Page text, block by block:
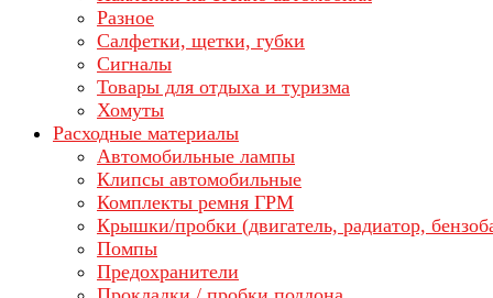
Разное
Салфетки, щетки, губки
Сигналы
Товары для отдыха и туризма
Хомуты
Расходные материалы
Автомобильные лампы
Клипсы автомобильные
Комплекты ремня ГРМ
Крышки/пробки (двигатель, радиатор,
Помпы
Предохранители